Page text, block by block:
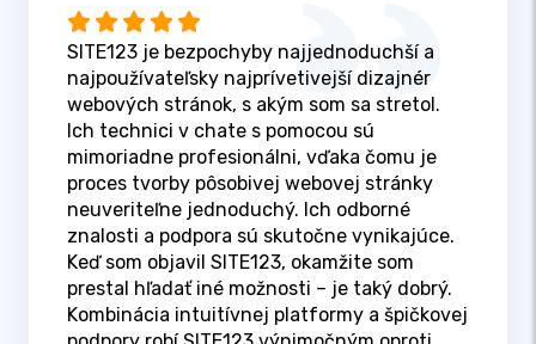
SITE123 je bezpochyby najjednoduchší a
najpoužívateľsky najprívetivejší dizajnér
webových stránok, s akým som sa stretol.
Ich technici v chate s pomocou sú
mimoriadne profesionálni, vďaka čomu je
proces tvorby pôsobivej webovej stránky
neuveriteľne jednoduchý. Ich odborné
znalosti a podpora sú skutočne vynikajúce.
Keď som objavil SITE123, okamžite som
prestal hľadať iné možnosti – je taký dobrý.
Kombinácia intuitívnej platformy a špičkovej